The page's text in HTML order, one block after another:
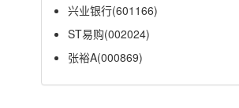
兴业银行(601166)
ST易购(002024)
张裕A(000869)